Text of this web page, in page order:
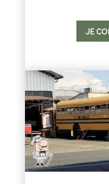
JE